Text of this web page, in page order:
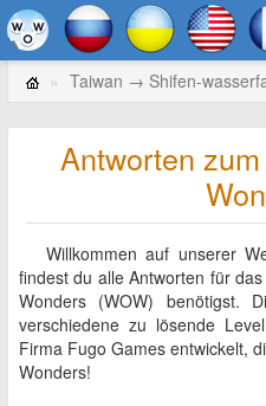
Taiwan → Shifen-
Antworten
Willkommen auf unserer
findest du alle Antworten für
Wonders (WOW) benötigst.
verschiedene zu lösende
Firma Fugo Games entwickelt,
Wonders!